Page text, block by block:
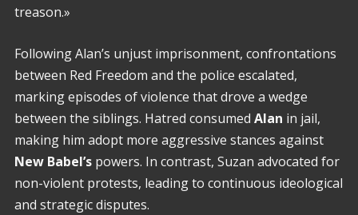
treason.»
Following Alan’s unjust imprisonment, confrontations
between Red Freedom and the police escalated,
marking episodes of violence that drove a wedge
between the siblings. Hatred consumed Alan in jail,
making him adopt more aggressive stances against
New Babel’spowers. In contrast, Suzan advocated for
non-violent protests, leading to continuous ideological
and strategic disputes.